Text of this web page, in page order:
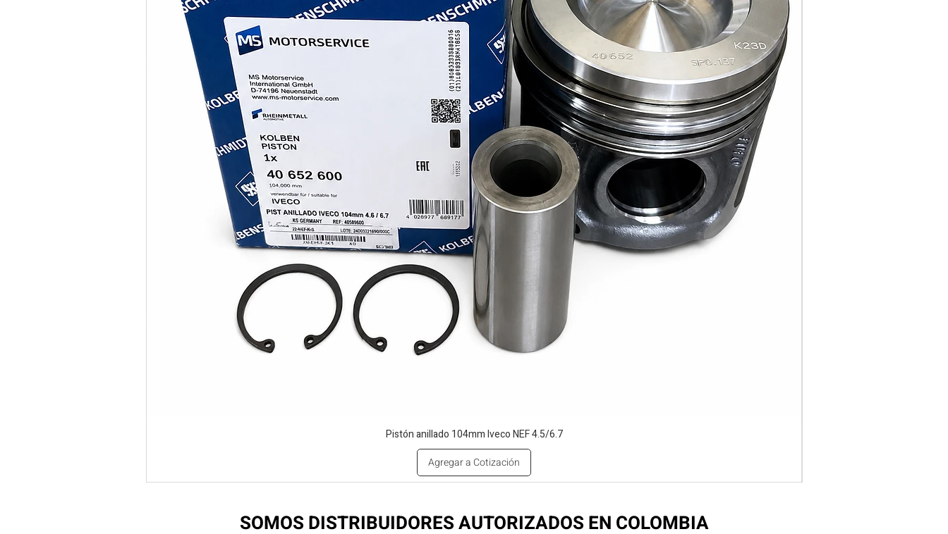
Pistón anillado 104mm Iveco NEF 4.5/6.7
Agregar a Cotización
SOMOS DISTRIBUIDORES AUTORIZADOS EN COLOMBIA